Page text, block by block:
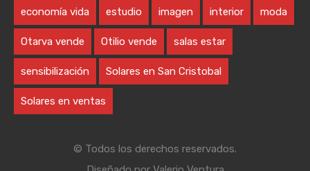
economía vida estudio imagen interior moda
Otarva vende Otilio vende salas estar
sensibilización Solares en San Cristobal
Solares en ventas
© Todos los derechos reservados.